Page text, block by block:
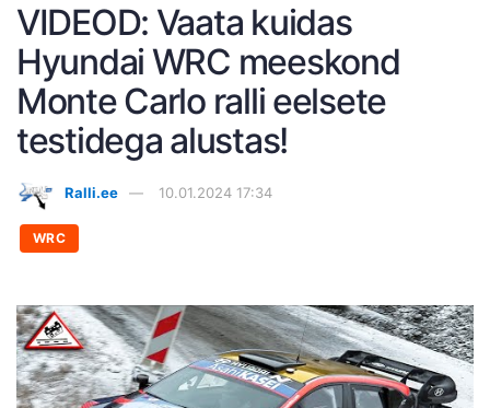
VIDEOD: Vaata kuidas
Hyundai WRC meeskond
Monte Carlo ralli eelsete
testidega alustas!
Ralli.ee 10.01.2024 17:34
WRC